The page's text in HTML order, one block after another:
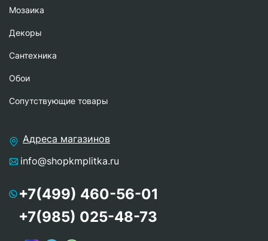
Мозаика
Декоры
Сантехника
Обои
Сопутствующие товары
Адреса магазинов
info@shopkmplitka.ru
+7(499) 460-56-01
+7(985) 025-48-73